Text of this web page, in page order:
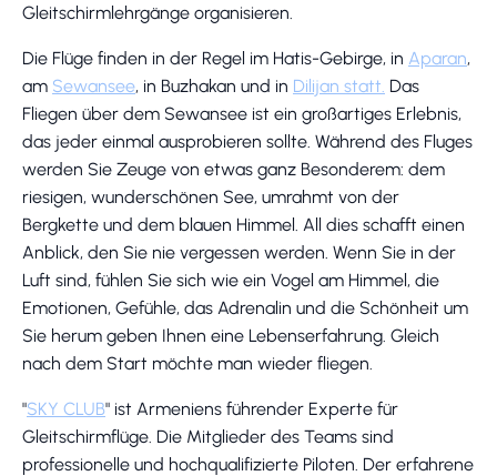
Gleitschirmlehrgänge organisieren.
Die Flüge finden in der Regel im Hatis-Gebirge, in Aparan,
am Sewansee, in Buzhakan und in Dilijan statt. Das
Fliegen über dem Sewansee ist ein großartiges Erlebnis,
das jeder einmal ausprobieren sollte. Während des Fluges
werden Sie Zeuge von etwas ganz Besonderem: dem
riesigen, wunderschönen See, umrahmt von der
Bergkette und dem blauen Himmel. All dies schafft einen
Anblick, den Sie nie vergessen werden. Wenn Sie in der
Luft sind, fühlen Sie sich wie ein Vogel am Himmel, die
Emotionen, Gefühle, das Adrenalin und die Schönheit um
Sie herum geben Ihnen eine Lebenserfahrung. Gleich
nach dem Start möchte man wieder fliegen.
"SKY CLUB" ist Armeniens führender Experte für
Gleitschirmflüge. Die Mitglieder des Teams sind
professionelle und hochqualifizierte Piloten. Der erfahrene